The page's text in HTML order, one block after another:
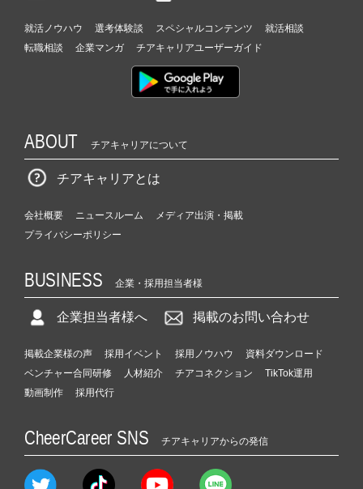
就活ノウハウ 選考体験談 スペシャルコンテンツ
就活相談
転職相談
企業マンガ チアキャリアユーザーガイド
ABOUT チアキャリアについて
チアキャリアとは
会社概要 ニュースルーム
メディア出演・掲載
プライバシーポリシー
BUSINESS 企業・採用担当者様
企業担当者様へ 掲載のお問い合わせ
掲載企業様の声 採用イベント 採用ノウハウ
資料ダウンロード
ベンチャー合同研修
人材紹介 チアコネクション
TikTok運用
動画制作
採用代行
CheerCareer SNS チアキャリアからの発信